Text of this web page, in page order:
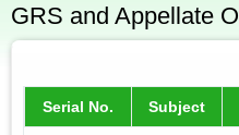
GRS and Appellate
Serial No. Subject